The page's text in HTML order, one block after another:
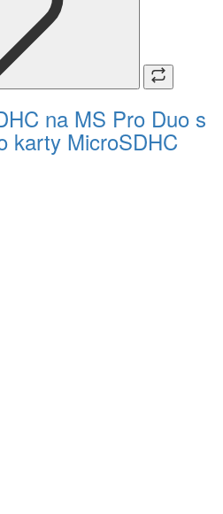
na MS Pro Duo s
karty MicroSDHC